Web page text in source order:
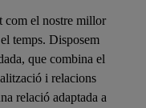
com el nostre millor
temps. Disposem
que combina el
i relacions
relació adaptada a